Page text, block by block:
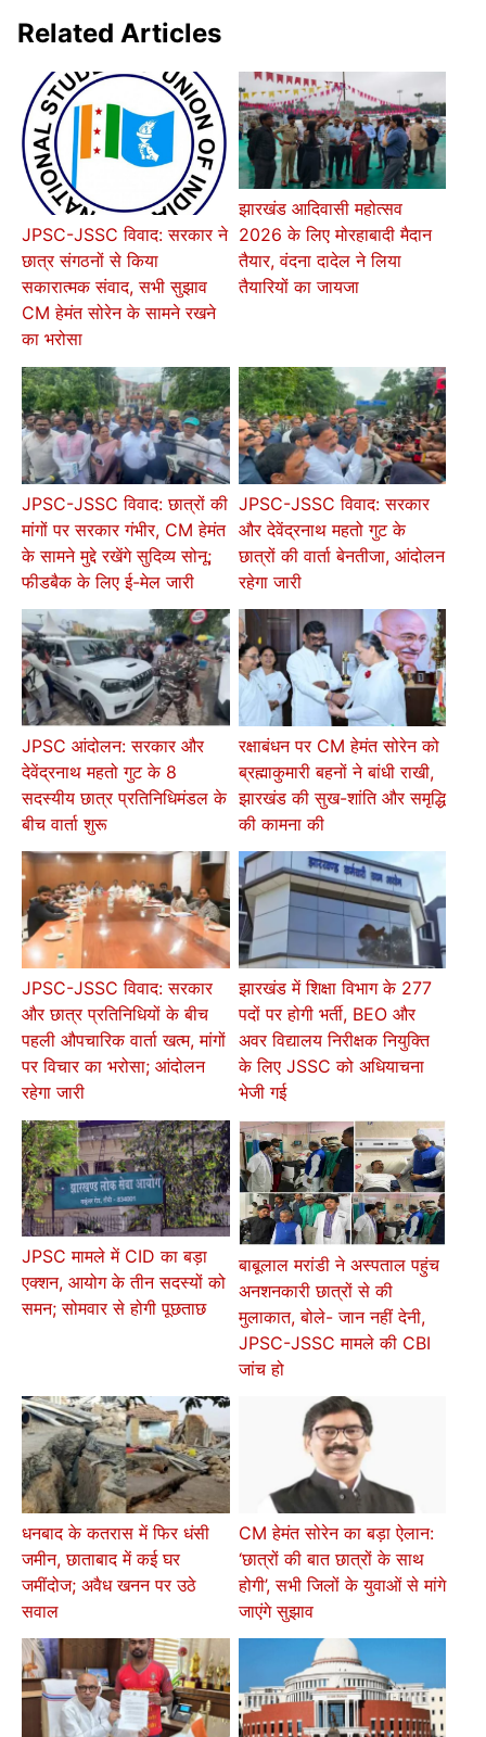
Related Articles
JPSC-JSSC विवाद: सरकार ने
छात्र संगठनों से किया
सकारात्मक संवाद, सभी सुझाव
CM हेमंत सोरेन के सामने रखने
का भरोसा
झारखंड आदिवासी महोत्सव
2026 के लिए मोरहाबादी मैदान
तैयार, वंदना दादेल ने लिया
तैयारियों का जायजा
JPSC-JSSC विवाद: छात्रों की
मांगों पर सरकार गंभीर, CM हेमंत
के सामने मुद्दे रखेंगे सुदिव्य सोनू;
फीडबैक के लिए ई-मेल जारी
JPSC-JSSC विवाद: सरकार
और देवेंद्रनाथ महतो गुट के
छात्रों की वार्ता बेनतीजा, आंदोलन
रहेगा जारी
JPSC आंदोलन: सरकार और
देवेंद्रनाथ महतो गुट के 8
सदस्यीय छात्र प्रतिनिधिमंडल के
बीच वार्ता शुरू
रक्षाबंधन पर CM हेमंत सोरेन को
ब्रह्माकुमारी बहनों ने बांधी राखी,
झारखंड की सुख-शांति और समृद्धि
की कामना की
JPSC-JSSC विवाद: सरकार
और छात्र प्रतिनिधियों के बीच
पहली औपचारिक वार्ता खत्म, मांगों
पर विचार का भरोसा; आंदोलन
रहेगा जारी
झारखंड में शिक्षा विभाग के 277
पदों पर होगी भर्ती, BEO और
अवर विद्यालय निरीक्षक नियुक्ति
के लिए JSSC को अधियाचना
भेजी गई
JPSC मामले में CID का बड़ा
एक्शन, आयोग के तीन सदस्यों को
समन; सोमवार से होगी पूछताछ
बाबूलाल मरांडी ने अस्पताल पहुंच
अनशनकारी छात्रों से की
मुलाकात, बोले- जान नहीं देनी,
JPSC-JSSC मामले की CBI
जांच हो
धनबाद के कतरास में फिर धंसी
जमीन, छाताबाद में कई घर
जमींदोज; अवैध खनन पर उठे
सवाल
CM हेमंत सोरेन का बड़ा ऐलान:
‘छात्रों की बात छात्रों के साथ
होगी’, सभी जिलों के युवाओं से मांगे
जाएंगे सुझाव